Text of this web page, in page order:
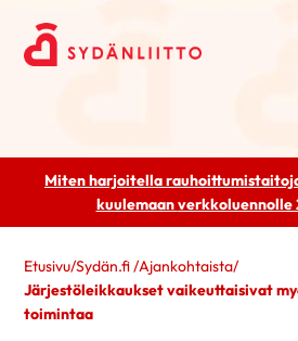
Miten harjoitella
kuulemaanverkkoluennolle
Etusivu/Sydän.fi/Ajankohtaista/
Järjestöleikkaukset vaikeuttaisivat
toimintaa